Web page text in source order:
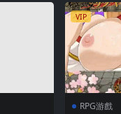
VIP
RPG游戲